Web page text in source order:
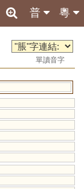
粵
普
單讀音字